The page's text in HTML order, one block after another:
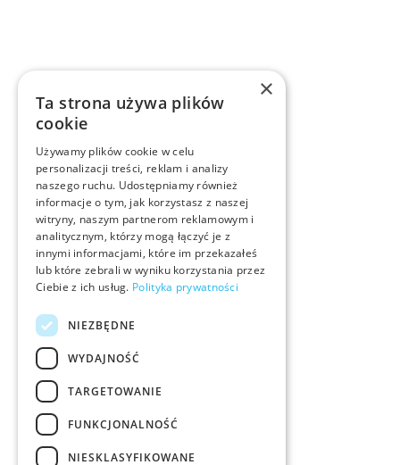
×
Ta strona używa plików
cookie
Używamy plików cookie w celu
personalizacji treści, reklam i analizy
naszego ruchu. Udostępniamy również
informacje o tym, jak korzystasz z naszej
witryny, naszym partnerom reklamowym i
analitycznym, którzy mogą łączyć je z
innymi informacjami, które im przekazałeś
lub które zebrali w wyniku korzystania przez
Ciebie z ich usług. Polityka prywatności
NIEZBĘDNE
WYDAJNOŚĆ
TARGETOWANIE
FUNKCJONALNOŚĆ
NIESKLASYFIKOWANE